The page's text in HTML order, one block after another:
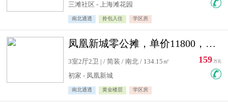
三滩社区 - 上海滩花园
南北通透 拎包入住 学区房
凤凰新城零公摊，单价11800，白银楼层，一个车库另算
3室2厅2卫 | / 简装 / 南北 / 134.15㎡
初家 - 凤凰新城
南北通透 黄金楼层 学区房
159 万元